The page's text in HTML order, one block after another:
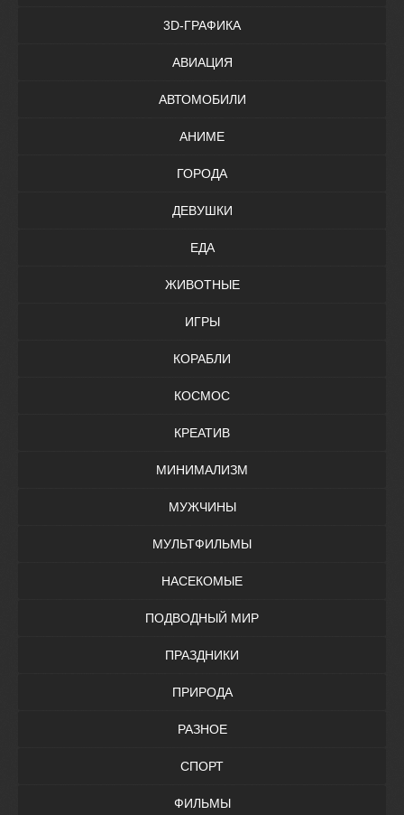
3D-ГРАФИКА
АВИАЦИЯ
АВТОМОБИЛИ
АНИМЕ
ГОРОДА
ДЕВУШКИ
ЕДА
ЖИВОТНЫЕ
ИГРЫ
КОРАБЛИ
КОСМОС
КРЕАТИВ
МИНИМАЛИЗМ
МУЖЧИНЫ
МУЛЬТФИЛЬМЫ
НАСЕКОМЫЕ
ПОДВОДНЫЙ МИР
ПРАЗДНИКИ
ПРИРОДА
РАЗНОЕ
СПОРТ
ФИЛЬМЫ